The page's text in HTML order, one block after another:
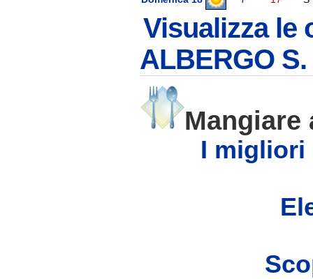
Visualizza le
ALBERGO
Mangiare
I migliori